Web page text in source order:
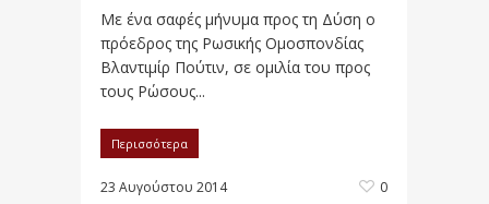
Με ένα σαφές μήνυμα προς τη Δύση ο
πρόεδρος της Ρωσικής Ομοσπονδίας
Βλαντιμίρ Πούτιν, σε ομιλία του προς
τους Ρώσους...
Περισσότερα
23 Αυγούστου 2014 0